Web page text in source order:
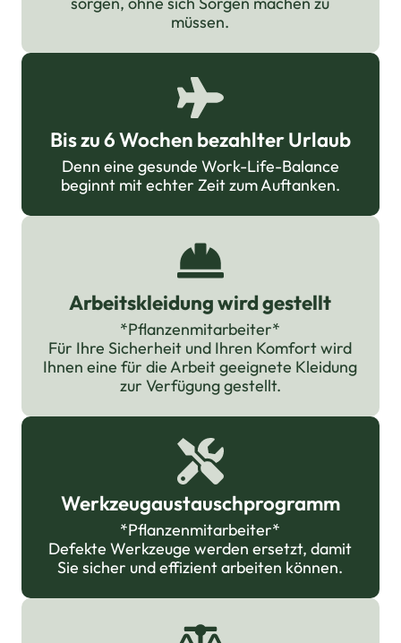
müssen.
Bis zu 6 Wochen bezahlter Urlaub
Denn eine gesunde Work-Life-Balance
beginnt mit echter Zeit zum Auftanken.
Arbeitskleidung wird gestellt
*Pflanzenmitarbeiter*
Für Ihre Sicherheit und Ihren Komfort wird
Ihnen eine für die Arbeit geeignete Kleidung
zur Verfügung gestellt.
Werkzeugaustauschprogramm
*Pflanzenmitarbeiter*
Defekte Werkzeuge werden ersetzt, damit
Sie sicher und effizient arbeiten können.